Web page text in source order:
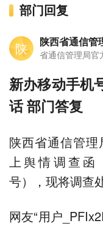
部门回复
陕 陕西省通信管
省通信管理局官
新办移动手机
话 部门答复
陕西省通信管
上舆情调查函
号），现将调查
网友“用户